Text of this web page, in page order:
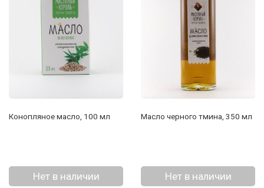
Конопляное масло, 100 мл
Нет в наличии
Масло черного тмина, 350 мл
Нет в наличии